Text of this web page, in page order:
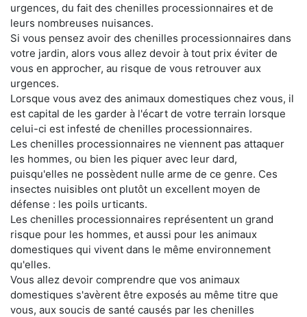
urgences, du fait des chenilles processionnaires et de
leurs nombreuses nuisances.
Si vous pensez avoir des chenilles processionnaires dans
votre jardin, alors vous allez devoir à tout prix éviter de
vous en approcher, au risque de vous retrouver aux
urgences.
Lorsque vous avez des animaux domestiques chez vous, il
est capital de les garder à l'écart de votre terrain lorsque
celui-ci est infesté de chenilles processionnaires.
Les chenilles processionnaires ne viennent pas attaquer
les hommes, ou bien les piquer avec leur dard,
puisqu'elles ne possèdent nulle arme de ce genre. Ces
insectes nuisibles ont plutôt un excellent moyen de
défense : les poils urticants.
Les chenilles processionnaires représentent un grand
risque pour les hommes, et aussi pour les animaux
domestiques qui vivent dans le même environnement
qu'elles.
Vous allez devoir comprendre que vos animaux
domestiques s'avèrent être exposés au même titre que
vous, aux soucis de santé causés par les chenilles